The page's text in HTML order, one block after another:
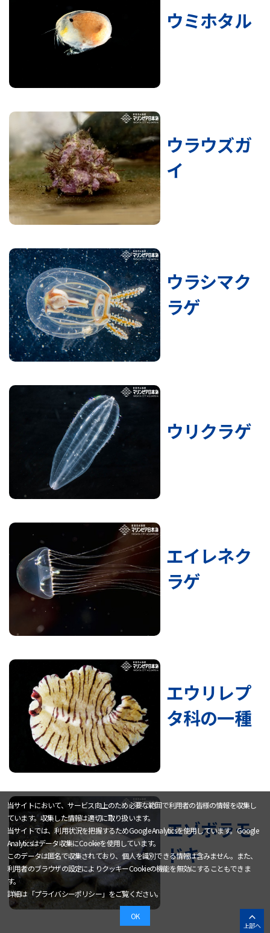
ウミホタル
ウラウズガ
イ
ウラシマク
ラゲ
ウリクラゲ
エイレネク
ラゲ
エウリレプ
タ科の一種
エゾボラモ
ドキ
上部へ
当サイトにおいて、サービス向上のため必要な範囲で利用者の皆様の情報を収集し
ています。収集した情報は適切に取り扱います。
当サイトでは、利用状況を把握するためGoogle Analyticsを使用しています。Google
Analyticsはデータ収集にCookieを使用しています。
このデータは匿名で収集されており、個人を識別できる情報は含みません。また、
利用者のブラウザの設定によりクッキーCookieの機能を無効にすることもできま
す。
詳細は「プライバシーポリシー」をご覧ください。
OK